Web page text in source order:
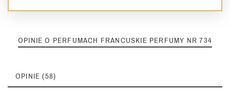
OPINIE O PERFUMACH FRANCUSKIE PERFUMY NR 734
OPINIE (58)